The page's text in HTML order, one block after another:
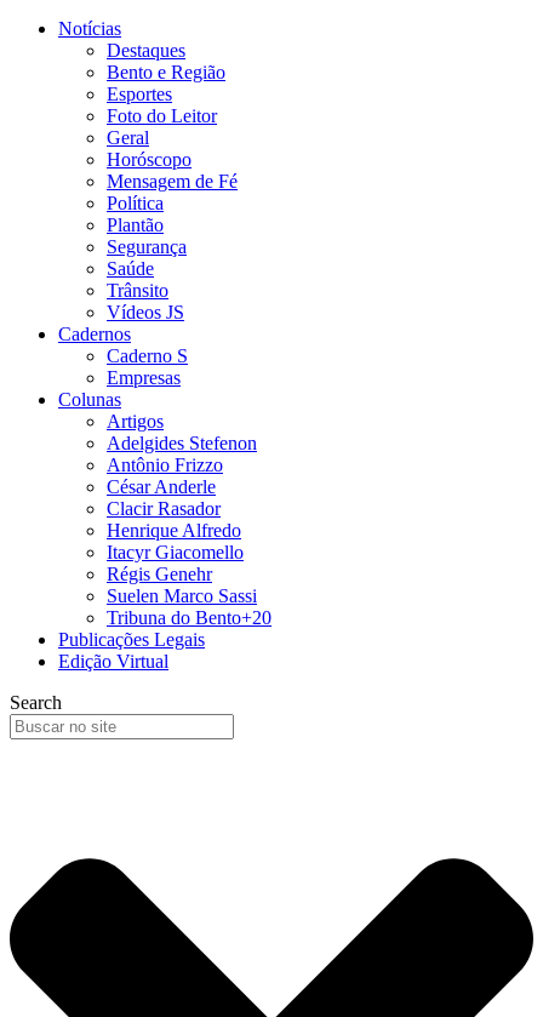
Notícias
Destaques
Bento e Região
Esportes
Foto do Leitor
Geral
Horóscopo
Mensagem de Fé
Política
Plantão
Segurança
Saúde
Trânsito
Vídeos JS
Cadernos
Caderno S
Empresas
Colunas
Artigos
Adelgides Stefenon
Antônio Frizzo
César Anderle
Clacir Rasador
Henrique Alfredo
Itacyr Giacomello
Régis Genehr
Suelen Marco Sassi
Tribuna do Bento+20
Publicações Legais
Edição Virtual
Search